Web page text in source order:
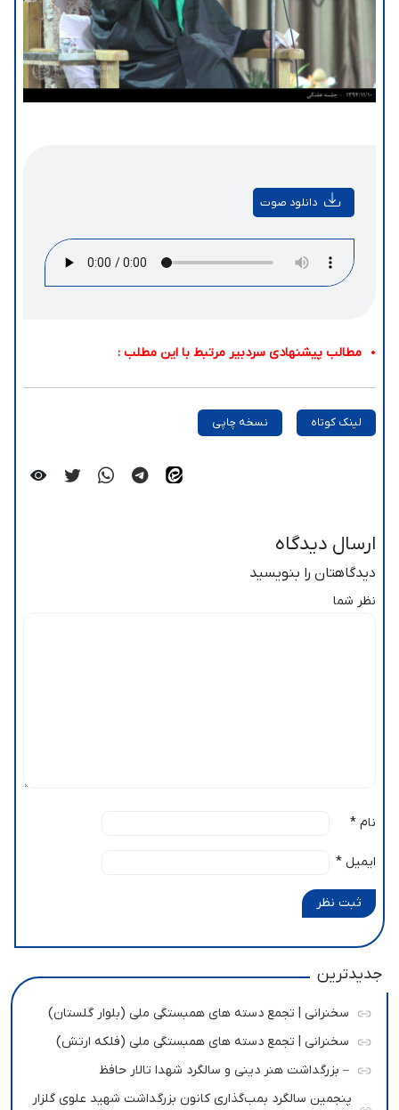
دانلود صوت
مطالب پیشنهادی سردبیر مرتبط با این مطلب :
لینک کوتاه نسخه چاپی
ارسال دیدگاه
دیدگاهتان را بنویسید
نظر شما
نام *
ایمیل *
ثبت نظر
جدیدترین
سخنرانی | تجمع دسته های همبستگی ملی (بلوار گلستان)
سخنرانی | تجمع دسته های همبستگی ملی (فلکه ارتش)
– بزرگداشت هنر دینی و سالگرد شهدا تالار حافظ
پنجمین سالگرد بمب‌گذاری کانون بزرگداشت شهید علوی گلزار